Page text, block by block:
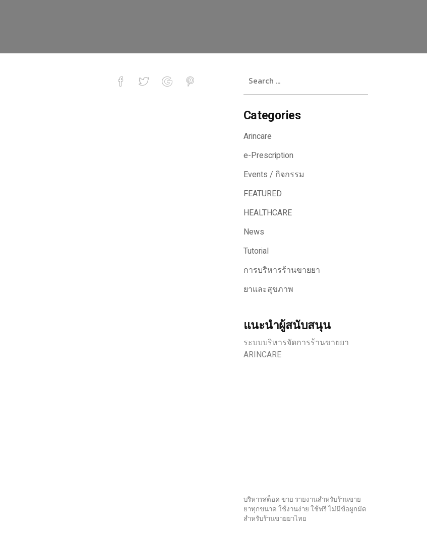
for:
Categories
Arincare
e-Prescription
Events / กิจกรรม
FEATURED
HEALTHCARE
News
Tutorial
การบริหารร้านขายยา
ยาและสุขภาพ
แนะนำผู้สนับสนุน
ระบบบริหารจัดการร้านขายยา
ARINCARE
บริหารสต็อค ขาย รายงานสำหรับร้านขาย
ยาทุกขนาด ใช้งานง่าย ใช้ฟรี ไม่มีข้อผูกมัด
สำหรับร้านขายยาไทย